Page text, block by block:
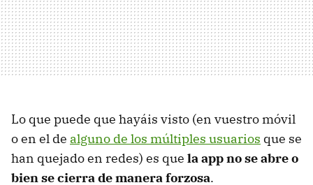
Lo que puede que hayáis visto (en vuestro móvil
o en el de alguno de los múltiples usuarios que se
han quejado en redes) es que la app no se abre o
bien se cierra de manera forzosa.